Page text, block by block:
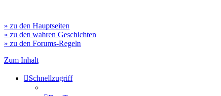
» zu den Hauptseiten
» zu den wahren Geschichten
» zu den Forums-Regeln
Zum Inhalt
Schnellzugriff